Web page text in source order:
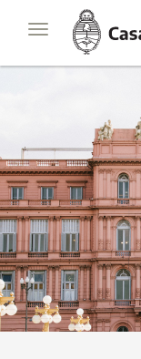
Toggle
navigation
Casa
Rosada
Presidencia
de